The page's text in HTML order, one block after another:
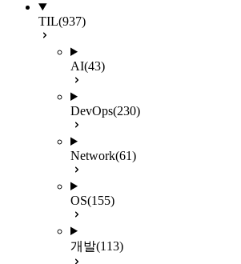
TIL(937)
AI(43)
DevOps(230)
Network(61)
OS(155)
개발(113)